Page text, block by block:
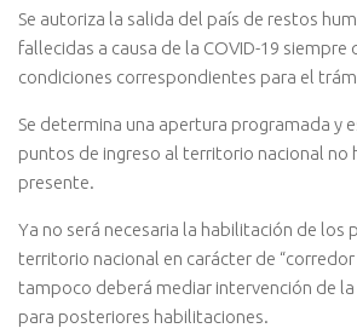
Se autoriza la salida del país de restos
fallecidas a causa de la COVID-19 siempre
condiciones correspondientes para el
Se determina una apertura programada y
puntos de ingreso al territorio nacional no
presente.
Ya no será necesaria la habilitación de los
territorio nacional en carácter de “corredor
tampoco deberá mediar intervención de
para posteriores habilitaciones.